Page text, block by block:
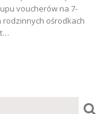
voucherów na 7-
rodzinnych ośrodkach